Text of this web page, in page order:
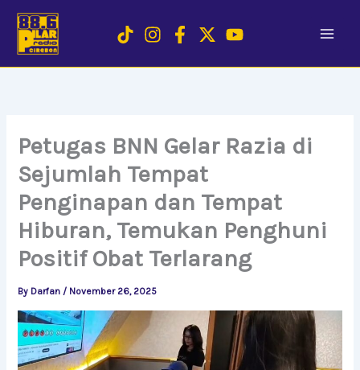
content
Petugas BNN Gelar Razia di
Sejumlah Tempat
Penginapan dan Tempat
Hiburan, Temukan Penghuni
Positif Obat Terlarang
By Darfan / November 26, 2025